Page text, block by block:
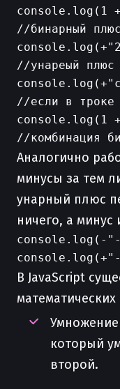
console.log(1
//бинарный
//унареый плюс
//если в троке
console.log(1
Аналогично
минусы за тем
унарный плюс
ничего, а минус
console.log(-
В JavaScript
Умножение
который
второй.